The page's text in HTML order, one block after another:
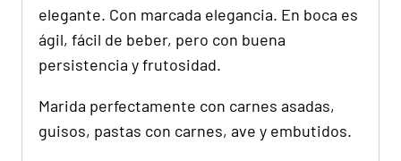
elegante. Con marcada elegancia. En boca es
ágil, fácil de beber, pero con buena
persistencia y frutosidad.
Marida perfectamente con carnes asadas,
guisos, pastas con carnes, ave y embutidos.